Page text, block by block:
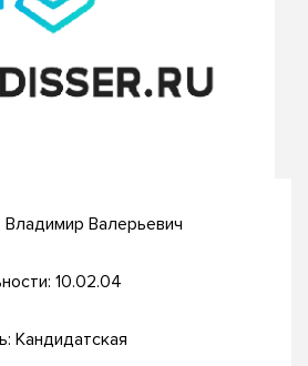
Владимир Валерьевич
10.02.04
Кандидатская